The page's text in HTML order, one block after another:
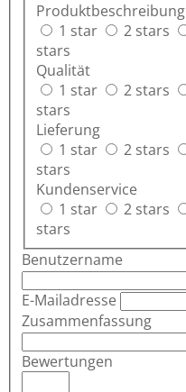
Produktbeschreibung
1 star
2 stars
stars
Qualität
1 star
2 stars
stars
Lieferung
1 star
2 stars
stars
Kundenservice
1 star
2 stars
stars
Benutzername
E-Mailadresse
Zusammenfassung
Bewertungen